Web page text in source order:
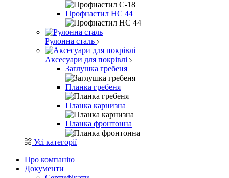
Профнастил НС 44
Рулонна сталь
Аксесуари для покрівлі
Заглушка гребеня
Планка гребеня
Планка карнизна
Планка фронтонна
Усі категорії
Про компанію
Документи